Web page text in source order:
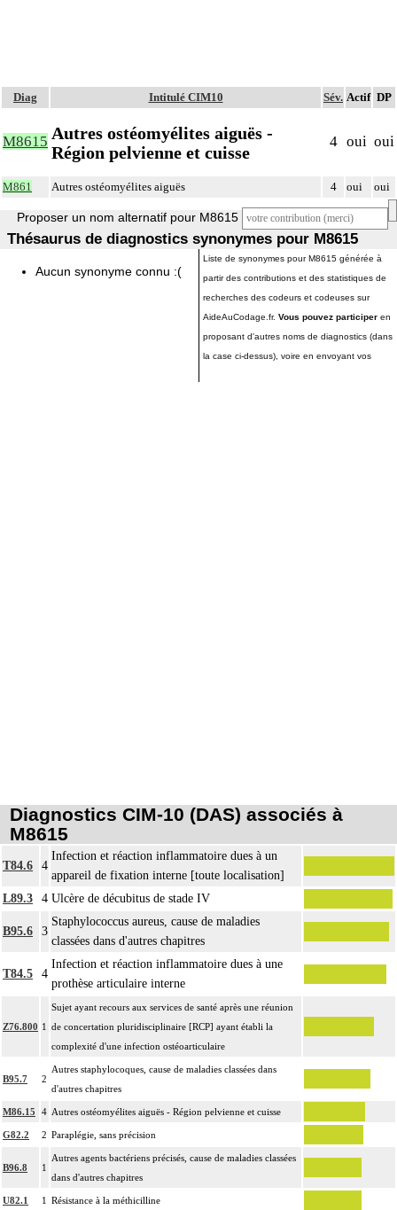
Diag Intitulé CIM10 Sév. Actif DP
M8615 Autres ostéomyélites aiguës -
Région pelvienne et cuisse
4 oui oui
M861 Autres ostéomyélites aiguës 4 oui oui
Proposer un nom alternatif pour M8615
Thésaurus de diagnostics synonymes pour M8615
Aucun synonyme connu :(
Liste de synonymes pour M8615 générée à
partir des contributions et des statistiques de
recherches des codeurs et codeuses sur
AideAuCodage.fr. Vous pouvez participer en
proposant d'autres noms de diagnostics (dans
la case ci-dessus), voire en envoyant vos
Diagnostics CIM-10 (DAS) associés à
M8615
T84.6 4
Infection et réaction inflammatoire dues à un
appareil de fixation interne [toute localisation]
L89.3
4 Ulcère de décubitus de stade IV
B95.6 3
Staphylococcus aureus, cause de maladies
classées dans d'autres chapitres
T84.5 4
Infection et réaction inflammatoire dues à une
prothèse articulaire interne
Z76.800 1
Sujet ayant recours aux services de santé après une réunion
de concertation pluridisciplinaire [RCP] ayant établi la
complexité d'une infection ostéoarticulaire
B95.7 2
Autres staphylocoques, cause de maladies classées dans
d'autres chapitres
M86.15 4 Autres ostéomyélites aiguës - Région pelvienne et cuisse
G82.2 2 Paraplégie, sans précision
B96.8 1
Autres agents bactériens précisés, cause de maladies classées
dans d'autres chapitres
U82.1 1 Résistance à la méthicilline